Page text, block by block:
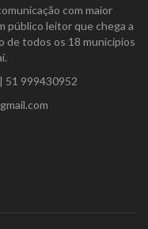
com maior
público leitor que chega a
de todos os 18 municípios
| 51 999430952